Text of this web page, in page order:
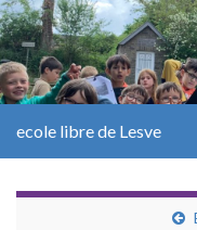
ecole libre de Lesve